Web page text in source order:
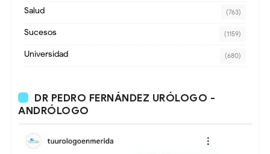
Salud (763)
Sucesos (1159)
Universidad (680)
DR PEDRO FERNÁNDEZ URÓLOGO -
ANDRÓLOGO